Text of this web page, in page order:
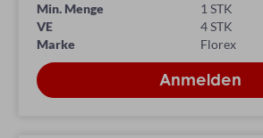
Min. Menge
1 STK
VE
4 STK
Marke
Florex